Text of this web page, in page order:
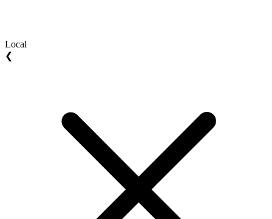
Local
❮